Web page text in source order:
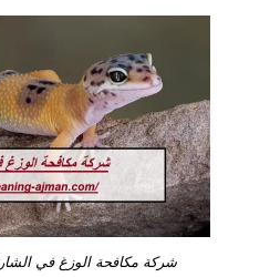
شركة مكافحة الوزغ في